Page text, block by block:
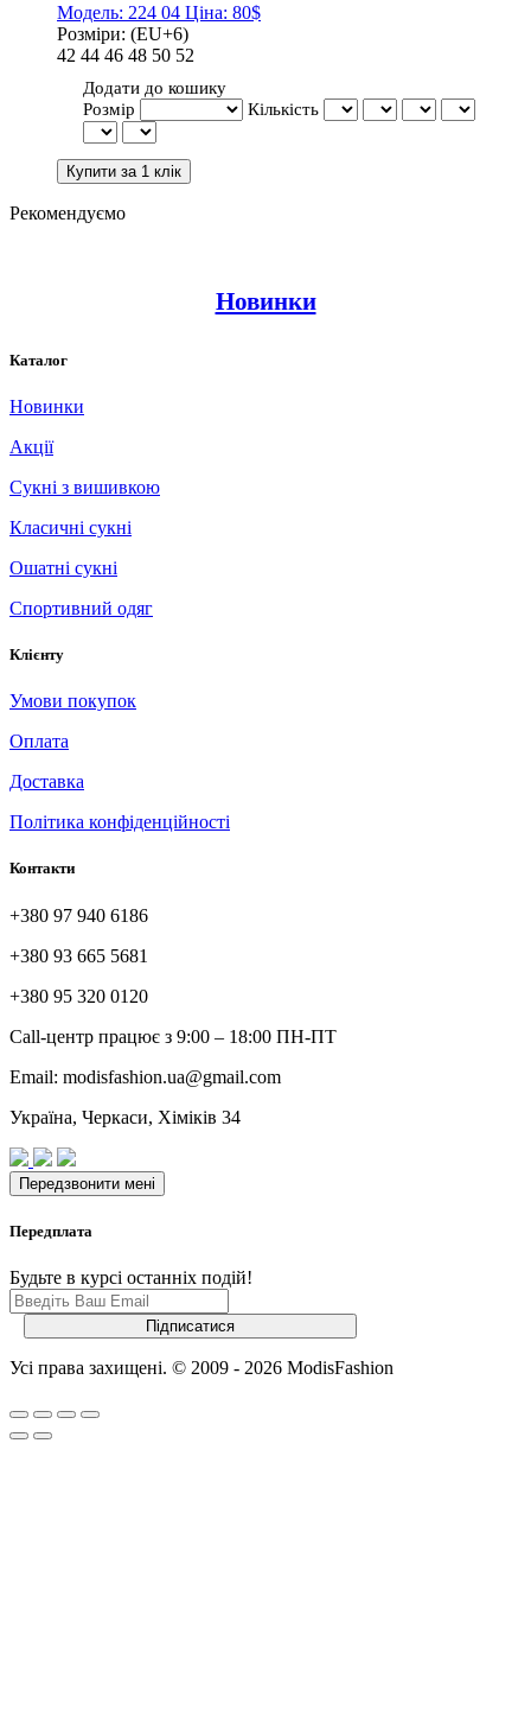
Модель: 224 04 Ціна: 80$
Розміри: (EU+6)
42 44 46 48 50 52
Додати до кошику
Розмір
Кількість
Рекомендуємо
Новинки
Каталог
Новинки
Акції
Сукні з вишивкою
Класичні сукні
Ошатні сукні
Спортивний одяг
Клієнту
Умови покупок
Оплата
Доставка
Політика конфіденційності
Контакти
+380 97 940 6186
+380 93 665 5681
+380 95 320 0120
Call-центр працює з 9:00 – 18:00 ПН-ПТ
Email: modisfashion.ua@gmail.com
Україна, Черкаси, Хіміків 34
Передплата
Будьте в курсі останніх подій!
Усі права захищені. © 2009 - 2026 ModisFashion